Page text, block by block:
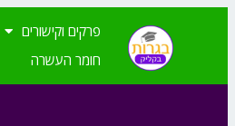
דילוג
פרקים וקישורים
חומר העשרה